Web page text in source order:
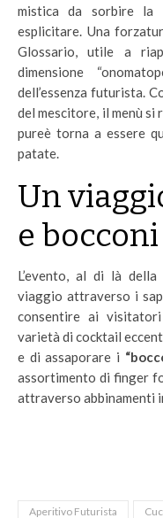
mistica da sorbire la
esplicitare. Una
Glossario, utile a
dimensione
dell’essenza futurista.
del mescitore, il menù si
pureè torna a essere
patate.
Un
e
L’evento, al di là
viaggio attraverso i
consentire ai visitatori
varietà di cocktail
e di assaporare i
assortimento di finger
attraverso abbinamenti
Aperitivo Futurista